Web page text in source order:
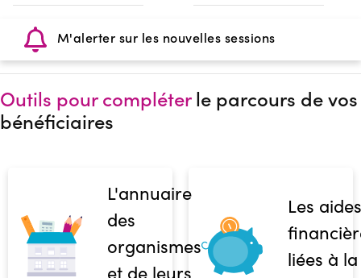
M'alerter sur les nouvelles sessions
Outils pour compléterle parcours de vos
bénéficiaires
L'annuaire
des
organismes
et de leurs
Les aides
liées à la